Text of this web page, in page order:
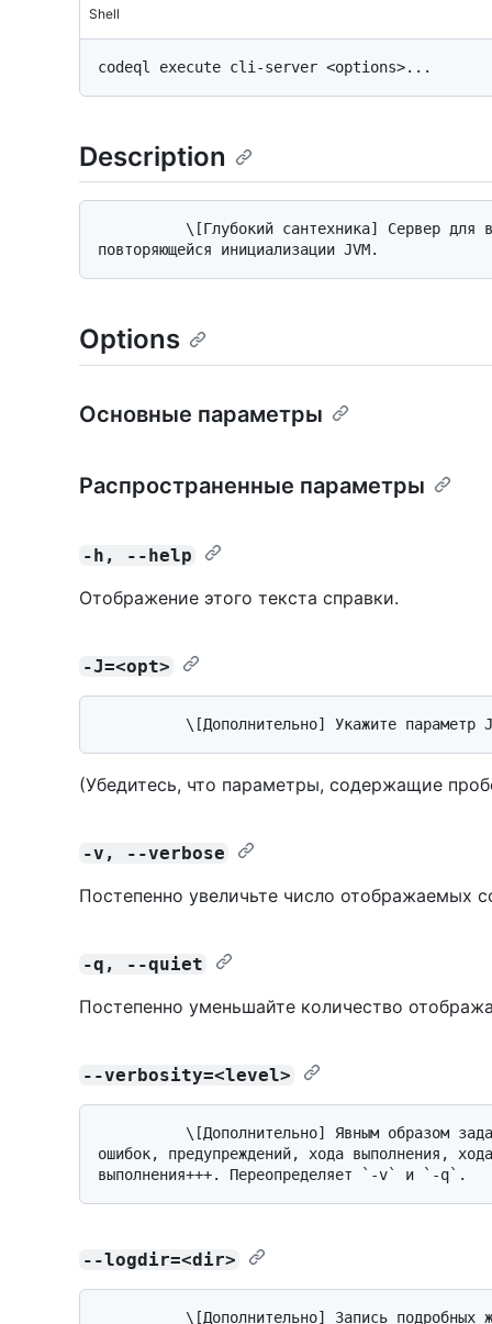
Shell
Description
Options
Основные параметры
Распространенные параметры
-h, --help
Отображение этого текста справки.
-J=<opt>
(Убедитесь, что параметры, содержащие
-v, --verbose
Постепенно увеличьте число отображаемых
-q, --quiet
Постепенно уменьшайте количество
--verbosity=<level>
ошибок, предупреждений, хода выполнения,
--logdir=<dir>